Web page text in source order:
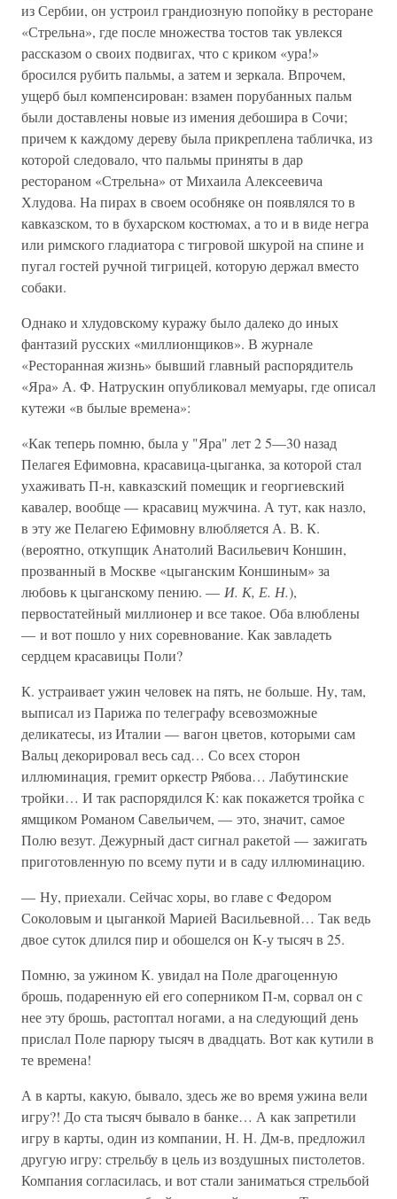
из Сербии, он устроил грандиозную попойку в ресторане
«Стрельна», где после множества тостов так увлекся
рассказом о своих подвигах, что с криком «ура!»
бросился рубить пальмы, а затем и зеркала. Впрочем,
ущерб был компенсирован: взамен порубанных пальм
были доставлены новые из имения дебошира в Сочи;
причем к каждому дереву была прикреплена табличка, из
которой следовало, что пальмы приняты в дар
рестораном «Стрельна» от Михаила Алексеевича
Хлудова. На пирах в своем особняке он появлялся то в
кавказском, то в бухарском костюмах, а то и в виде негра
или римского гладиатора с тигровой шкурой на спине и
пугал гостей ручной тигрицей, которую держал вместо
собаки.
Однако и хлудовскому куражу было далеко до иных
фантазий русских «миллионщиков». В журнале
«Ресторанная жизнь» бывший главный распорядитель
«Яра» А. Ф. Натрускин опубликовал мемуары, где описал
кутежи «в былые времена»:
«Как теперь помню, была у "Яра" лет 2 5—30 назад
Пелагея Ефимовна, красавица-цыганка, за которой стал
ухаживать П-н, кавказский помещик и георгиевский
кавалер, вообще — красавиц мужчина. А тут, как назло,
в эту же Пелагею Ефимовну влюбляется А. В. К.
(вероятно, откупщик Анатолий Васильевич Коншин,
прозванный в Москве «цыганским Коншиным» за
любовь к цыганскому пению. — И. К, Е. Н.),
первостатейный миллионер и все такое. Оба влюблены
— и вот пошло у них соревнование. Как завладеть
сердцем красавицы Поли?
К. устраивает ужин человек на пять, не больше. Ну, там,
выписал из Парижа по телеграфу всевозможные
деликатесы, из Италии — вагон цветов, которыми сам
Вальц декорировал весь сад… Со всех сторон
иллюминация, гремит оркестр Рябова… Лабутинские
тройки… И так распорядился К: как покажется тройка с
ямщиком Романом Савельичем, — это, значит, самое
Полю везут. Дежурный даст сигнал ракетой — зажигать
приготовленную по всему пути и в саду иллюминацию.
— Ну, приехали. Сейчас хоры, во главе с Федором
Соколовым и цыганкой Марией Васильевной… Так ведь
двое суток длился пир и обошелся он К-у тысяч в 25.
Помню, за ужином К. увидал на Поле драгоценную
брошь, подаренную ей его соперником П-м, сорвал он с
нее эту брошь, растоптал ногами, а на следующий день
прислал Поле парюру тысяч в двадцать. Вот как кутили в
те времена!
А в карты, какую, бывало, здесь же во время ужина вели
игру?! До ста тысяч бывало в банке… А как запретили
игру в карты, один из компании, Н. Н. Дм-в, предложил
другую игру: стрельбу в цель из воздушных пистолетов.
Компания согласилась, и вот стали заниматься стрельбой